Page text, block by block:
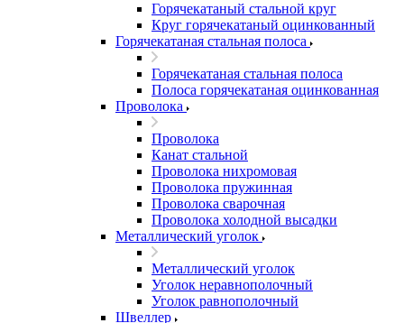
Горячекатаный стальной круг
Круг горячекатаный оцинкованный
Горячекатаная стальная полоса
Горячекатаная стальная полоса
Полоса горячекатаная оцинкованная
Проволока
Проволока
Канат стальной
Проволока нихромовая
Проволока пружинная
Проволока сварочная
Проволока холодной высадки
Металлический уголок
Металлический уголок
Уголок неравнополочный
Уголок равнополочный
Швеллер